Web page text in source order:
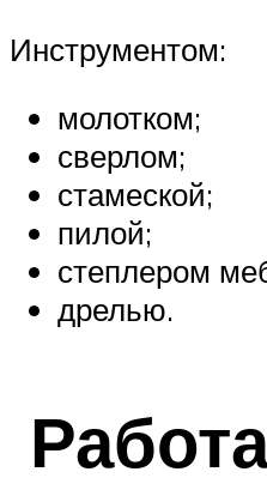
Инструментом:
молотком;
сверлом;
стамеской;
пилой;
степлером
дрелью.